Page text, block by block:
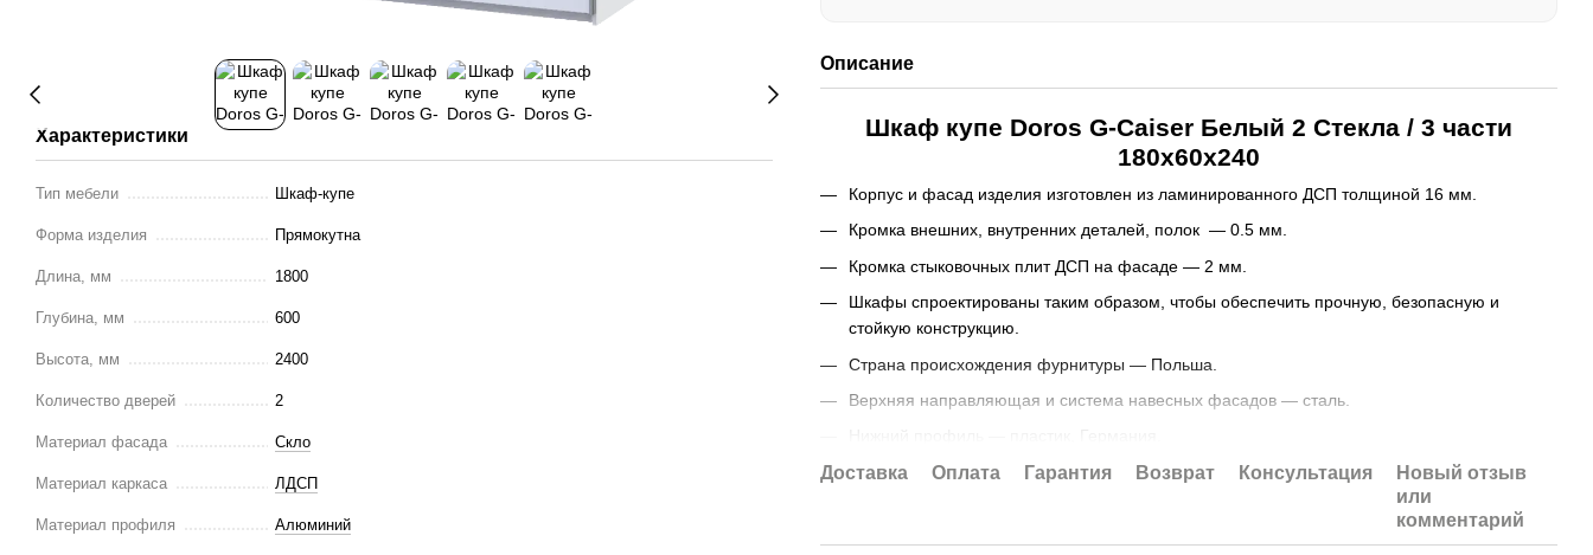
Характеристики
Тип мебели Шкаф-купе
Форма изделия Прямокутна
Длина, мм 1800
Глубина, мм 600
Высота, мм 2400
Количество дверей 2
Материал фасада Скло
Материал каркаса ЛДСП
Материал профиля Алюминий
Описание
Шкаф купе Doros G-Caiser Белый 2 Стекла / 3 части
180х60х240
Корпус и фасад изделия изготовлен из ламинированного ДСП толщиной 16 мм.
Кромка внешних, внутренних деталей, полок — 0.5 мм.
Кромка стыковочных плит ДСП на фасаде — 2 мм.
Шкафы спроектированы таким образом, чтобы обеспечить прочную, безопасную и
стойкую конструкцию.
Страна происхождения фурнитуры — Польша.
Верхняя направляющая и система навесных фасадов — сталь.
Ручка профиль — сталь.
Все изделия проходят проверку на прочность и долговечность.
Доставка Оплата Гарантия Возврат Консультация
Новый отзыв
или
комментарий